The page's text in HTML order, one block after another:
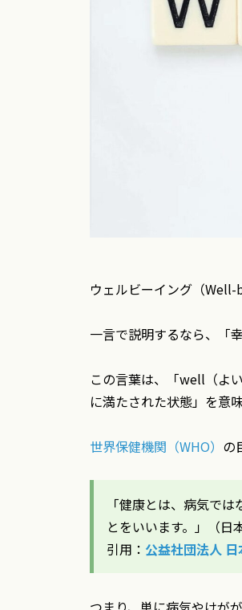
ウェルビーイング（Well-
一言で説明するなら、「
この言葉は、「well（よ
に満たされた状態」を意
世界保健機関（WHO） の
「健康とは、病気で
とをいいます。」（日
引用： 公益社団法人